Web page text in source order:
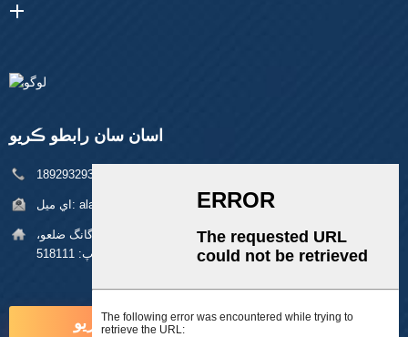
اسان سان رابطو ڪريو
اي ميل: alan@pftworld.com
بلڊنگ 49، فومين انڊسٽريل پارڪ، پنگھو ڳوٺ، لانگ گانگ ضلعو،
شينزين زپ: 518111
هاڻي پڇا ڳاڇا ڪريو